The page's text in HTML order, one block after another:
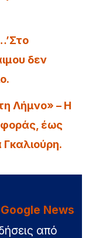
δεν
Λήμνο» – Η
έως
News
από